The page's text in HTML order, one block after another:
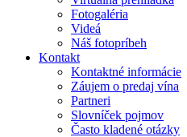
Fotogaléria
Videá
Náš fotopríbeh
Kontakt
Kontaktné informácie
Záujem o predaj vína
Partneri
Slovníček pojmov
Často kladené otázky